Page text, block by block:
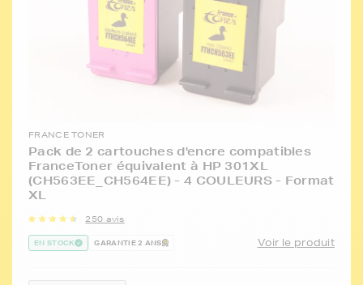
FRANCE TONER
Pack de 2 cartouches d'encre compatibles
FranceToner équivalent à HP 301XL
(CH563EE_CH564EE) - 4 COULEURS - Format
XL
250 avis
EN STOCK GARANTIE 2 ANS Voir le produit